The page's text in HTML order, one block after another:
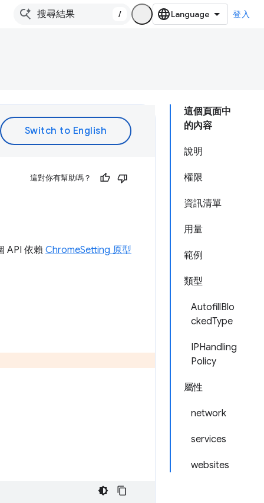
/ 登入
這個頁面中
的內容
說明
權限
資訊清單
用量
範例
類型
AutofillBlo
ckedType
IPHandling
Policy
屬性
network
services
websites
這對你有幫助嗎？
API 依賴 ChromeSetting 原型